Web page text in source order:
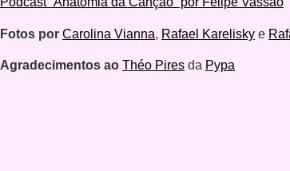
Fotos por Carolina Vianna, Rafael Karelisky e
Agradecimentos ao Théo Pires da Pypa